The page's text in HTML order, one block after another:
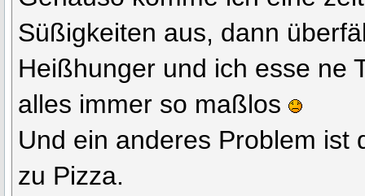
Süßigkeiten aus, dann
Heißhunger und ich esse ne
alles immer so maßlos
Und ein anderes Problem ist
zu Pizza.